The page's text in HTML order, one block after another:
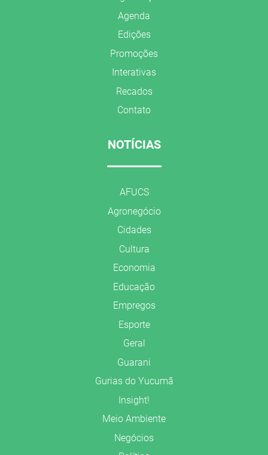
Agenda
Edições
Promoções
Interativas
Recados
Contato
NOTÍCIAS
AFUCS
Agronegócio
Cidades
Cultura
Economia
Educação
Empregos
Esporte
Geral
Guarani
Gurias do Yucumã
Insight!
Meio Ambiente
Negócios